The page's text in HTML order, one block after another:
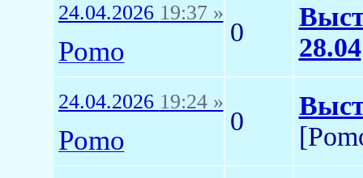
24.04.2026 19:37 »
Pomo
0
28.04
24.04.2026 19:24 »
Pomo
0